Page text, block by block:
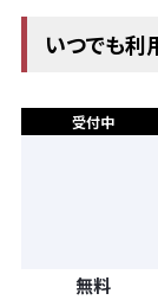
いつでも利
受付中
無料